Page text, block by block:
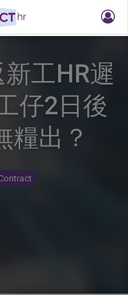
新工HR遲
仔2日後
糧出？